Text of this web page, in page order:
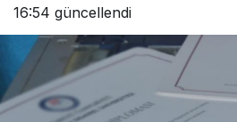
16:54 güncellendi